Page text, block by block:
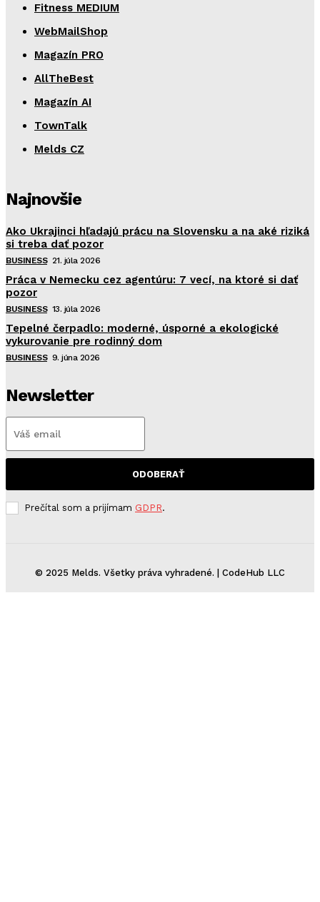
Fitness MEDIUM
WebMailShop
Magazín PRO
AllTheBest
Magazín AI
TownTalk
Melds CZ
Najnovšie
Ako Ukrajinci hľadajú prácu na Slovensku a na aké riziká
si treba dať pozor
BUSINESS 21. júla 2026
Práca v Nemecku cez agentúru: 7 vecí, na ktoré si dať
pozor
BUSINESS 13. júla 2026
Tepelné čerpadlo: moderné, úsporné a ekologické
vykurovanie pre rodinný dom
BUSINESS 9. júna 2026
Newsletter
ODOBERAŤ
Prečítal som a prijímam GDPR.
© 2025 Melds. Všetky práva vyhradené. | CodeHub LLC